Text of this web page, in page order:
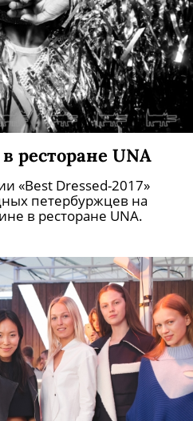
ресторане UNA
«Best Dressed-2017»
петербуржцев на
в ресторане UNA.